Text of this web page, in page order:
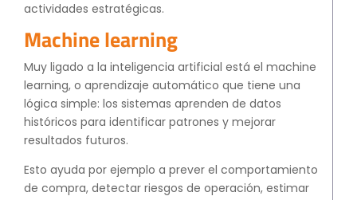
actividades estratégicas.
Machine learning
Muy ligado a la inteligencia artificial está el machine
learning, o aprendizaje automático que tiene una
lógica simple: los sistemas aprenden de datos
históricos para identificar patrones y mejorar
resultados futuros.
Esto ayuda por ejemplo a prever el comportamiento
de compra, detectar riesgos de operación, estimar